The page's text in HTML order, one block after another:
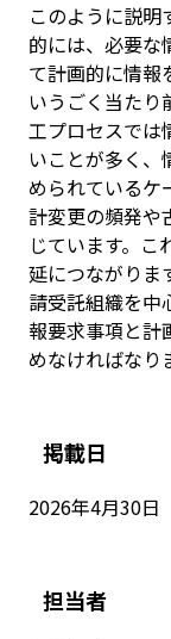
このように説明
的には、必要な
て計画的に情報
いうごく当たり
工プロセスでは
いことが多く、
められているケ
計変更の頻発や
じています。こ
延につながりま
請受託組織を中
報要求事項と計
めなければなり
掲載日
2026年4月30日
担当者